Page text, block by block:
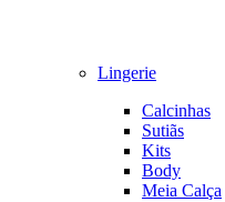
Lingerie
Calcinhas
Sutiãs
Kits
Body
Meia Calça